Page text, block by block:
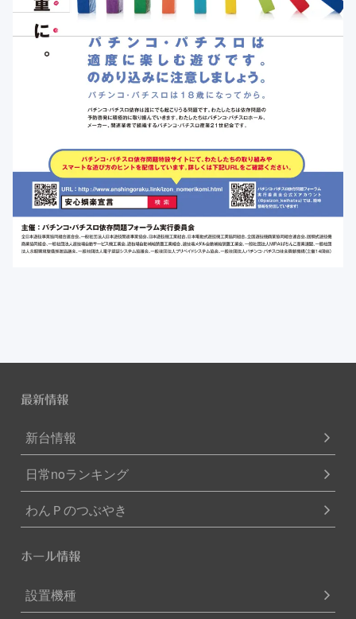
最新情報
新台情報
日常noランキング
わんＰのつぶやき
ホール情報
設置機種